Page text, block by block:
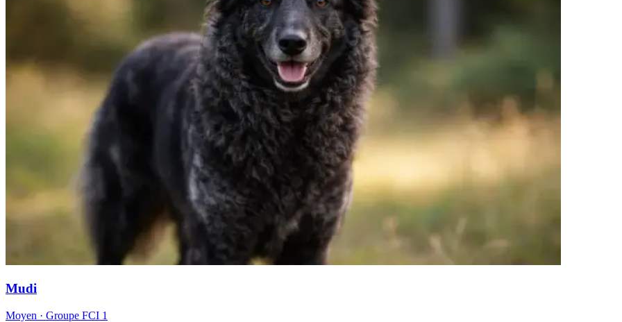
Mudi
Moyen · Groupe FCI 1